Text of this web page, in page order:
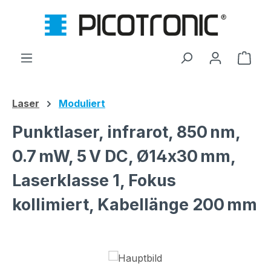
Zum Hauptinhalt springen
Laser Moduliert
Punktlaser, infrarot, 850 nm,
0.7 mW, 5 V DC, Ø14x30 mm,
Laserklasse 1, Fokus
kollimiert, Kabellänge 200 mm
Bildergalerie überspringen